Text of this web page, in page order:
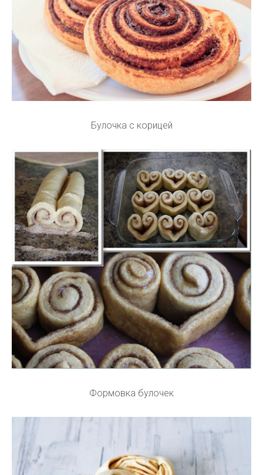
Булочка с корицей
Формовка булочек